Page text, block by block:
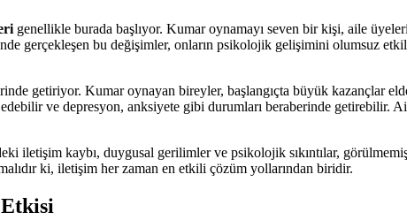
genellikle burada başlıyor. Kumar oynamayı seven bir kişi, aile
gerçekleşen bu değişimler, onların psikolojik gelişimini olumsuz
getiriyor. Kumar oynayan bireyler, başlangıçta büyük kazançlar
ve depresyon, anksiyete gibi durumları beraberinde getirebilir.
kaybı, duygusal gerilimler ve psikolojik sıkıntılar,
ki, iletişim her zaman en etkili çözüm yollarından biridir.